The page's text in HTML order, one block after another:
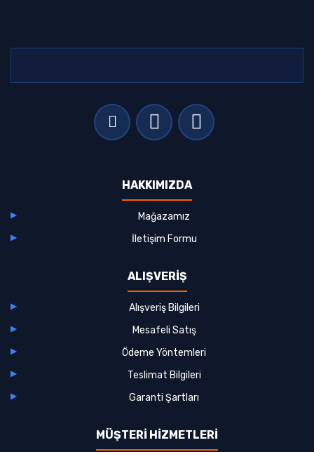
HAKKIMIZDA
Mağazamız
İletişim Formu
ALIŞVERİŞ
Alışveriş Bilgileri
Mesafeli Satış
Ödeme Yöntemleri
Teslimat Bilgileri
Garanti Şartları
MÜŞTERİ HİZMETLERİ